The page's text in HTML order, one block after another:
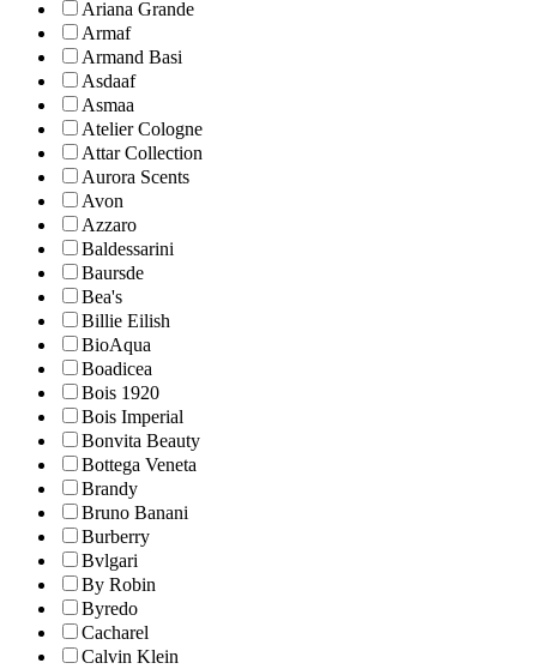
Ariana Grande
Armaf
Armand Basi
Asdaaf
Asmaa
Atelier Cologne
Attar Collection
Aurora Scents
Avon
Azzaro
Baldessarini
Baursde
Bea's
Billie Eilish
BioAqua
Boadicea
Bois 1920
Bois Imperial
Bonvita Beauty
Bottega Veneta
Brandy
Bruno Banani
Burberry
Bvlgari
By Robin
Byredo
Cacharel
Calvin Klein